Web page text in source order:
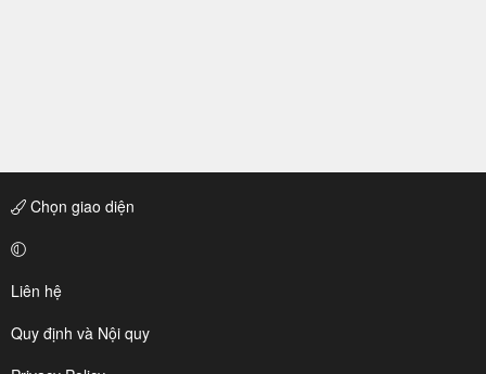
Chọn giao diện
Liên hệ
Quy định và Nội quy